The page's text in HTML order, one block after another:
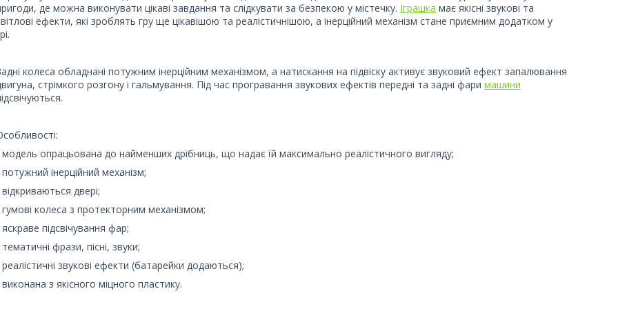
де можна виконувати цікаві завдання та слідкувати за безпекою у містечку. Іграшка має якісні звукові та
ефекти, які зроблять гру ще цікавішою та реалістичнішою, а інерційний механізм стане приємним додатком у
колеса обладнані потужним інерційним механізмом, а натискання на підвіску активує звуковий ефект запалювання
стрімкого розгону і гальмування. Під час програвання звукових ефектів передні та задні фари машини
опрацьована до найменших дрібниць, що надає їй максимально реалістичного вигляду;
інерційний механізм;
двері;
колеса з протекторним механізмом;
підсвічування фар;
фрази, пісні, звуки;
звукові ефекти (батарейки додаються);
з якісного міцного пластику.